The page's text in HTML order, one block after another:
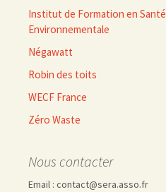
Institut de Formation en Santé
Environnementale
Négawatt
Robin des toits
WECF France
Zéro Waste
Nous contacter
Email : contact@sera.asso.fr